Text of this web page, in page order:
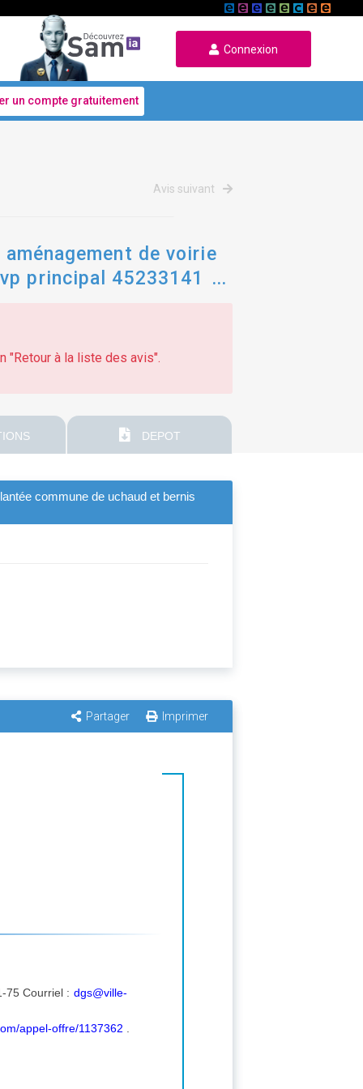
Connexion
un compte gratuitement
Avis suivant
de voirie
principal 45233141
"Retour à la liste des avis".
DEPOT
commune de uchaud et bernis
Partager Imprimer
75 Courriel :dgs@ville-
appel-offre/1137362